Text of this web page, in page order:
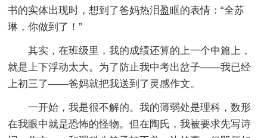
书的实体出现时，想到了爸妈热泪盈眶的表情：“全苏
琳，你做到了！”
其实，在班级里，我的成绩还算的上一个中篇上，
就是上下浮动太大。为了防止我中考出岔子——我已经
上初三了——爸妈就把我送到了灵感作文。
一开始，我是很不解的。我的薄弱处是理科，数形
在我眼中就是恐怖的怪物。但在陶氏，我被要求先写诗